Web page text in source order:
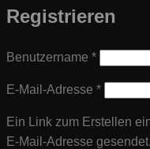
Registrieren
Benutzername *
E-Mail-Adresse *
Ein Link zum Erstellen
E-Mail-Adresse gesendet.